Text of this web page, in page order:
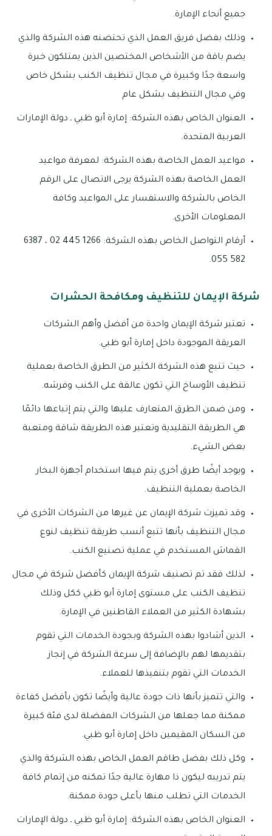
جميع أنحاء الإمارة.
وذلك بفضل فريق العمل الذي تحتضنه هذه الشركة والذي
يضم باقة من الأشخاص المختصين الذين يمتلكون خبرة
واسعة جدًا وكبيرة في مجال تنظيف الكنب بشكل خاص
وفي مجال التنظيف بشكل عام
العنوان الخاص بهذه الشركة: إمارة أبو ظبي ـ دولة الإمارات
العربية المتحدة.
مواعيد العمل الخاصة بهذه الشركة: لمعرفة مواعيد
العمل الخاصة بهذه الشركة يرجى الاتصال على الرقم
الخاص بالشركة والاستفسار على المواعيد وكافة
المعلومات الأخرى.
أرقام التواصل الخاص بهذه الشركة: 1266 445 02 ، 6387
582 055.
شركة الإيمان للتنظيف ومكافحة الحشرات
تعتبر شركة الإيمان واحدة من أفضل وأهم الشركات
العريقة الموجودة داخل إمارة أبو ظبي.
حيث تتبع هذه الشركة الكثير من الطرق الخاصة بعملية
تنظيف الأوساخ التي تكون عالقة على الكنب وفرشه.
ومن ضمن الطرق المتعارف عليها والتي يتم إتباعها دائمًا
هي الطريقة التقليدية وتعتبر هذه الطريقة شاقة ومتعبة
بعض الشيء.
ويوجد أيضًا طرق أخرى يتم فيها استخدام أجهزة البخار
الخاصة بعملية التنظيف.
وقد تميزت شركة الإيمان عن غيرها من الشركات الأخرى في
مجال التنظيف بأنها تتبع أنسب طريقة تنظيف لنوع
القماش المستخدم في عملية تصنيع الكنب.
لذلك فقد تم تصنيف شركة الإيمان كأفضل شركة في مجال
تنظيف الكنب على مستوى إمارة أبو ظبي ككل وذلك
بشهادة الكثير من العملاء القاطنين في الإمارة.
الذين أشادوا بهذه الشركة وبجودة الخدمات التي تقوم
بتقديمها لهم بالإضافة إلى سرعة الشركة في إنجاز
الخدمات التي تقوم بتنفيذها للعملاء.
والتي تتميز بأنها ذات جودة عالية وأيضًا تكون بأفضل كفاءة
ممكنة مما جعلها من الشركات المفضلة لدى فئة كبيرة
من السكان المقيمين داخل إمارة أبو ظبي.
وكل ذلك بفضل طاقم العمل الخاص بهذه الشركة والذي
يتم تدريبه ليكون ذا مهارة عالية جدًا تمكنه من إتمام كافة
الخدمات التي تطلب منها بأعلى جودة ممكنة.
العنوان الخاص بهذه الشركة: إمارة أبو ظبي ـ دولة الإمارات